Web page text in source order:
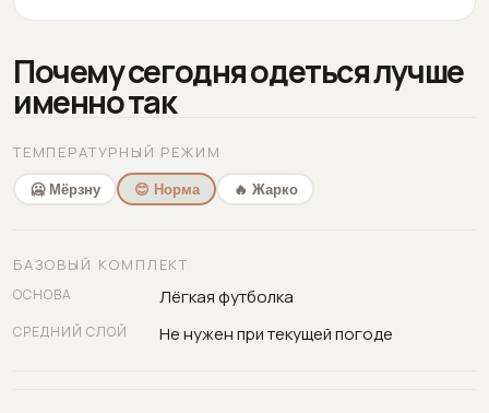
Почему сегодня одеться лучше
именно так
ТЕМПЕРАТУРНЫЙ РЕЖИМ
🥶 Мёрзну 😊 Норма 🔥 Жарко
БАЗОВЫЙ КОМПЛЕКТ
ОСНОВА Лёгкая футболка
СРЕДНИЙ СЛОЙ Не нужен при текущей погоде